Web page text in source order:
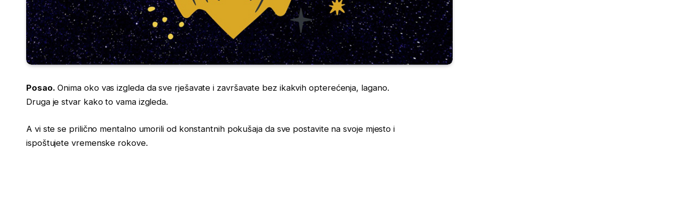
Posao. Onima oko vas izgleda da sve rješavate i završavate bez ikakvih opterećenja, lagano.
Druga je stvar kako to vama izgleda.
A vi ste se prilično mentalno umorili od konstantnih pokušaja da sve postavite na svoje mjesto i
ispoštujete vremenske rokove.